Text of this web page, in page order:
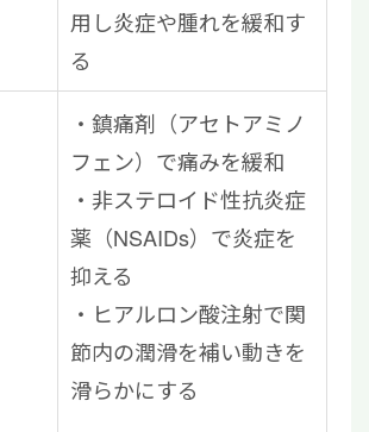
用し炎症や腫れを緩和す
る
鎮痛剤（アセトアミノ
フェン）で痛みを緩和
非ステロイド性抗炎症
薬（NSAIDs）で炎症を
抑える
ヒアルロン酸注射で関
節内の潤滑を補い動きを
滑らかにする